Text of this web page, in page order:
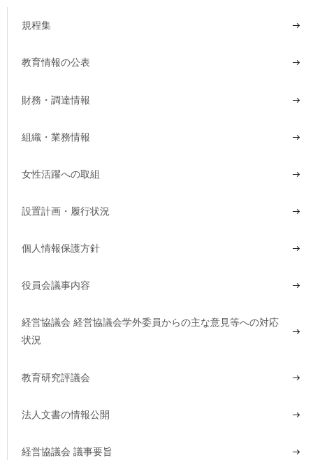
規程集
教育情報の公表
財務・調達情報
組織・業務情報
女性活躍への取組
設置計画・履行状況
個人情報保護方針
役員会議事内容
経営協議会 経営協議会学外委員からの主な意見等への対応
状況
教育研究評議会
法人文書の情報公開
経営協議会 議事要旨